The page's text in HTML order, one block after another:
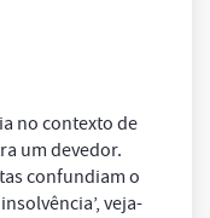
no contexto de
um devedor.
confundiam o
veja-